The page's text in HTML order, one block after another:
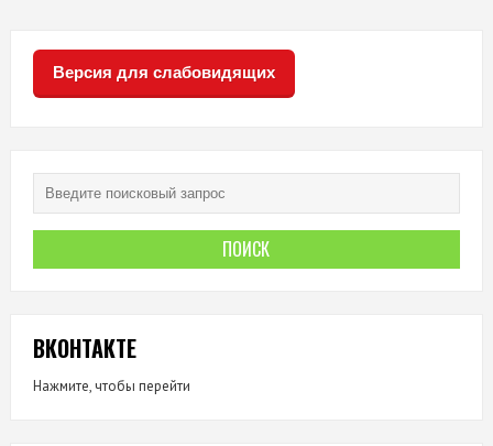
Версия для слабовидящих
ВКОНТАКТЕ
Нажмите, чтобы перейти